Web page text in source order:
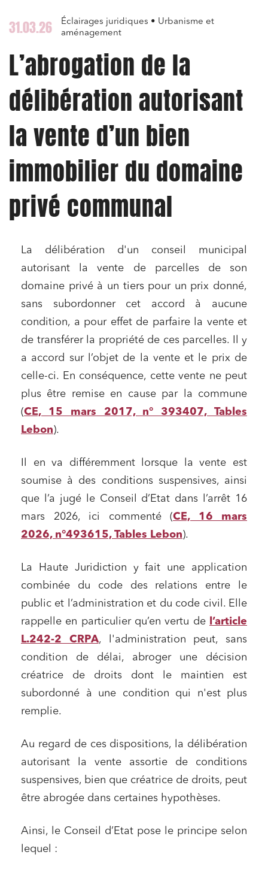
31.03.26
Éclairages juridiques • Urbanisme et
aménagement
L’abrogation de la
délibération autorisant
la vente d’un bien
immobilier du domaine
privé communal
La délibération d'un conseil municipal
autorisant la vente de parcelles de son
domaine privé à un tiers pour un prix donné,
sans subordonner cet accord à aucune
condition, a pour effet de parfaire la vente et
de transférer la propriété de ces parcelles. Il y
a accord sur l’objet de la vente et le prix de
celle-ci. En conséquence, cette vente ne peut
plus être remise en cause par la commune
(CE, 15 mars 2017, n° 393407, Tables
Lebon).
Il en va différemment lorsque la vente est
soumise à des conditions suspensives, ainsi
que l’a jugé le Conseil d’Etat dans l’arrêt 16
mars 2026, ici commenté (CE, 16 mars
2026, n°493615, Tables Lebon).
La Haute Juridiction y fait une application
combinée du code des relations entre le
public et l’administration et du code civil. Elle
rappelle en particulier qu’en vertu de
l’article
L.242-2 CRPA, l'administration peut, sans
condition de délai, abroger une décision
créatrice de droits dont le maintien est
subordonné à une condition qui n'est plus
remplie.
Au regard de ces dispositions, la délibération
autorisant la vente assortie de conditions
suspensives, bien que créatrice de droits, peut
être abrogée dans certaines hypothèses.
Ainsi, le Conseil d’Etat pose le principe selon
lequel :